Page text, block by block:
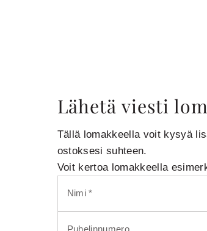
Lähetä viesti
Tällä lomakkeella voit kysyä
ostoksesi suhteen.
Voit kertoa lomakkeella
Nimi *
Puhelinnumero